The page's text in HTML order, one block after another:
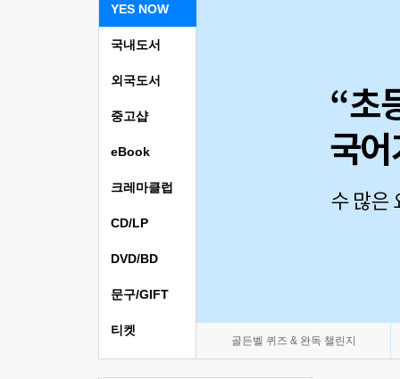
YES NOW
골든벨 퀴즈 & 완독 챌린지
국내도서
외국도서
중고샵
eBook
크레마클럽
CD/LP
DVD/BD
문구/GIFT
티켓